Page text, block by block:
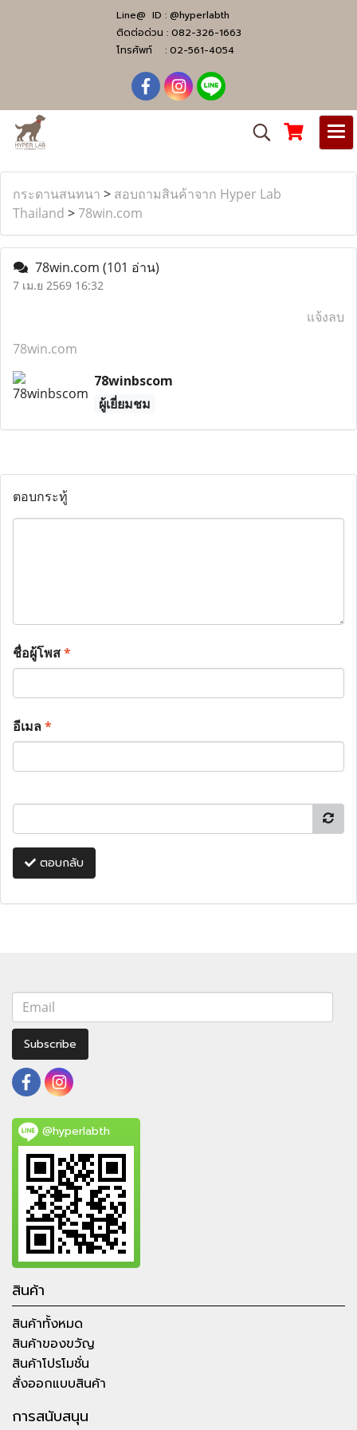
Line@ ID : @hyperlabth
ติดต่อด่วน : 082-326-1663
โทรศัพท์ : 02-561-4054
กระดานสนทนา > สอบถามสินค้าจาก Hyper Lab
Thailand >78win.com
78win.com (101 อ่าน)
7 เม.ย 2569 16:32
แจ้งลบ
78win.com
78winbscom
ผู้เยี่ยมชม
ตอบกระทู้
ชื่อผู้โพส*
อีเมล*
ตอบกลับ
Subscribe
@hyperlabth
สินค้า
สินค้าทั้งหมด
สินค้าของขวัญ
สินค้าโปรโมชั่น
สั่งออกแบบสินค้า
การสนับสนุน